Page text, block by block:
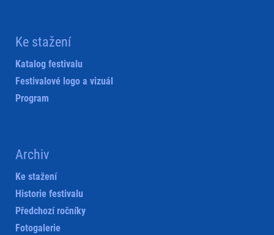
Ke stažení
Katalog festivalu
Festivalové logo a vizuál
Program
Archiv
Ke stažení
Historie festivalu
Předchozí ročníky
Fotogalerie